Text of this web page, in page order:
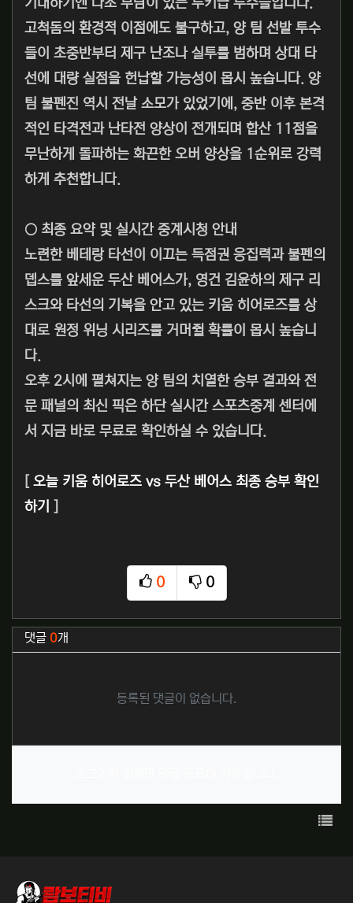
기대하기엔 다소 부담이 있는 루키급 투수들입니다.
고척돔의 환경적 이점에도 불구하고, 양 팀 선발 투수
들이 초중반부터 제구 난조나 실투를 범하며 상대 타
선에 대량 실점을 헌납할 가능성이 몹시 높습니다. 양
팀 불펜진 역시 전날 소모가 있었기에, 중반 이후 본격
적인 타격전과 난타전 양상이 전개되며 합산 11점을
무난하게 돌파하는 화끈한 오버 양상을 1순위로 강력
하게 추천합니다.
○ 최종 요약 및 실시간 중계시청 안내
노련한 베테랑 타선이 이끄는 득점권 응집력과 불펜의
뎁스를 앞세운 두산 베어스가, 영건 김윤하의 제구 리
스크와 타선의 기복을 안고 있는 키움 히어로즈를 상
대로 원정 위닝 시리즈를 거머쥘 확률이 몹시 높습니
다.
오후 2시에 펼쳐지는 양 팀의 치열한 승부 결과와 전
문 패널의 최신 픽은 하단 실시간 스포츠중계 센터에
서 지금 바로 무료로 확인하실 수 있습니다.
오늘 키움 히어로즈 vs 두산 베어스 최종 승부 확인
하기
0
추천
0
비추천
관련자료
댓글 0개
등록된 댓글이 없습니다.
목록